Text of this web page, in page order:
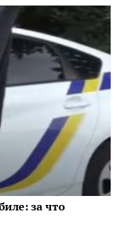
за что